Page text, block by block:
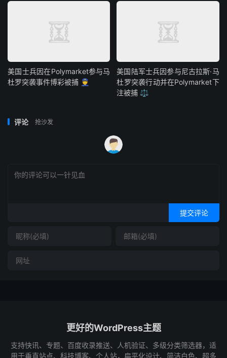
美国士兵因在Polymarket参与马
杜罗突袭事件博彩被捕 👮
美国陆军士兵因参与尼古拉斯·马
杜罗突袭行动并在Polymarket下
注被捕 ⚖️
评论 抢沙发
提交评论
更好的WordPress主题
支持快讯、专题、百度收录推送、人机验证、多级分类筛选器，适
用于垂直站点、科技博客、个人站，扁平化设计、简洁白色、超多